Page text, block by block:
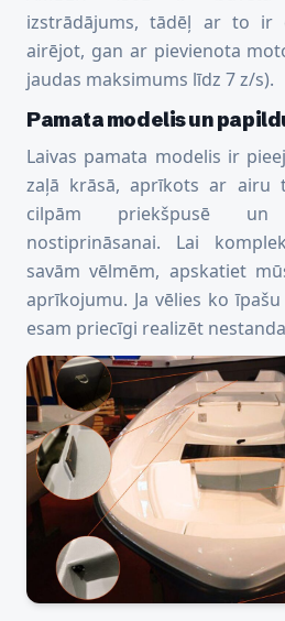
izstrādājums, tādēļ ar to ir
airējot, gan ar pievienota
jaudas maksimums līdz 7 z/s).
Pamata modelis un
Laivas pamata modelis ir
zaļā krāsā, aprīkots ar airu
cilpām priekšpusē un
nostiprināsanai. Lai
savām vēlmēm, apskatiet
aprīkojumu. Ja vēlies ko
esam priecīgi realizēt